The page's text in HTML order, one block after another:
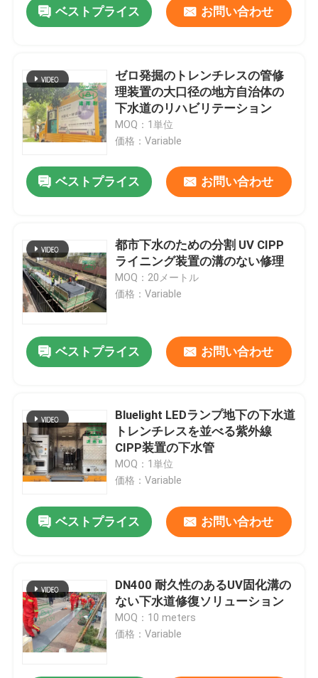
ベストプライス お問い合わせ
ゼロ発掘のトレンチレスの管修
理装置の大口径の地方自治体の
下水道のリハビリテーション
MOQ：1単位
価格：Variable
ベストプライス お問い合わせ
都市下水のための分割 UV CIPP
ライニング装置の溝のない修理
MOQ：20メートル
価格：Variable
ベストプライス お問い合わせ
Bluelight LEDランプ地下の下水道
トレンチレスを並べる紫外線
CIPP装置の下水管
MOQ：1単位
価格：Variable
ベストプライス お問い合わせ
DN400 耐久性のあるUV固化溝の
ない下水道修復ソリューション
MOQ：10 meters
価格：Variable